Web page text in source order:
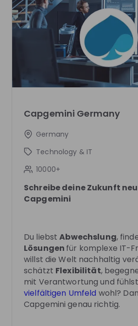
Capgemini.
Noch nicht vernetzt? Folge uns
FacebookoderLinkedIn.
Get noticed by
Join their Talent Pool so they
Join Talent Pool
Get tailored stream
Sign up now!
Mentors
Capgemini Germany
Germany
Technology & IT
10000+
Schreibe deine Zukunft
Capgemini
Du liebstAbwechslung,
Lösungen für komplexe IT-
willst die Welt nachhaltig
schätzt Flexibilität,
mit Verantwortung und
vielfältigen Umfeld wohl?
Capgemini genau richtig.